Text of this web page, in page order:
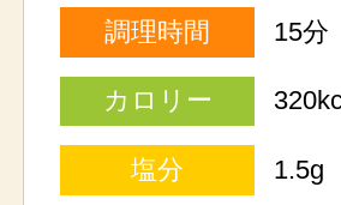
調理時間 15分
カロリー
塩分 1.5g